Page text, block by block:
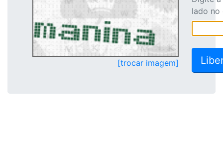
[trocar imagem]
lado no